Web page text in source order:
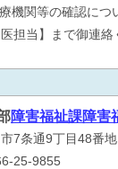
機関等の確認につ
担当】まで御連絡
障害福祉課障害
7条通9丁目48番
25-9855